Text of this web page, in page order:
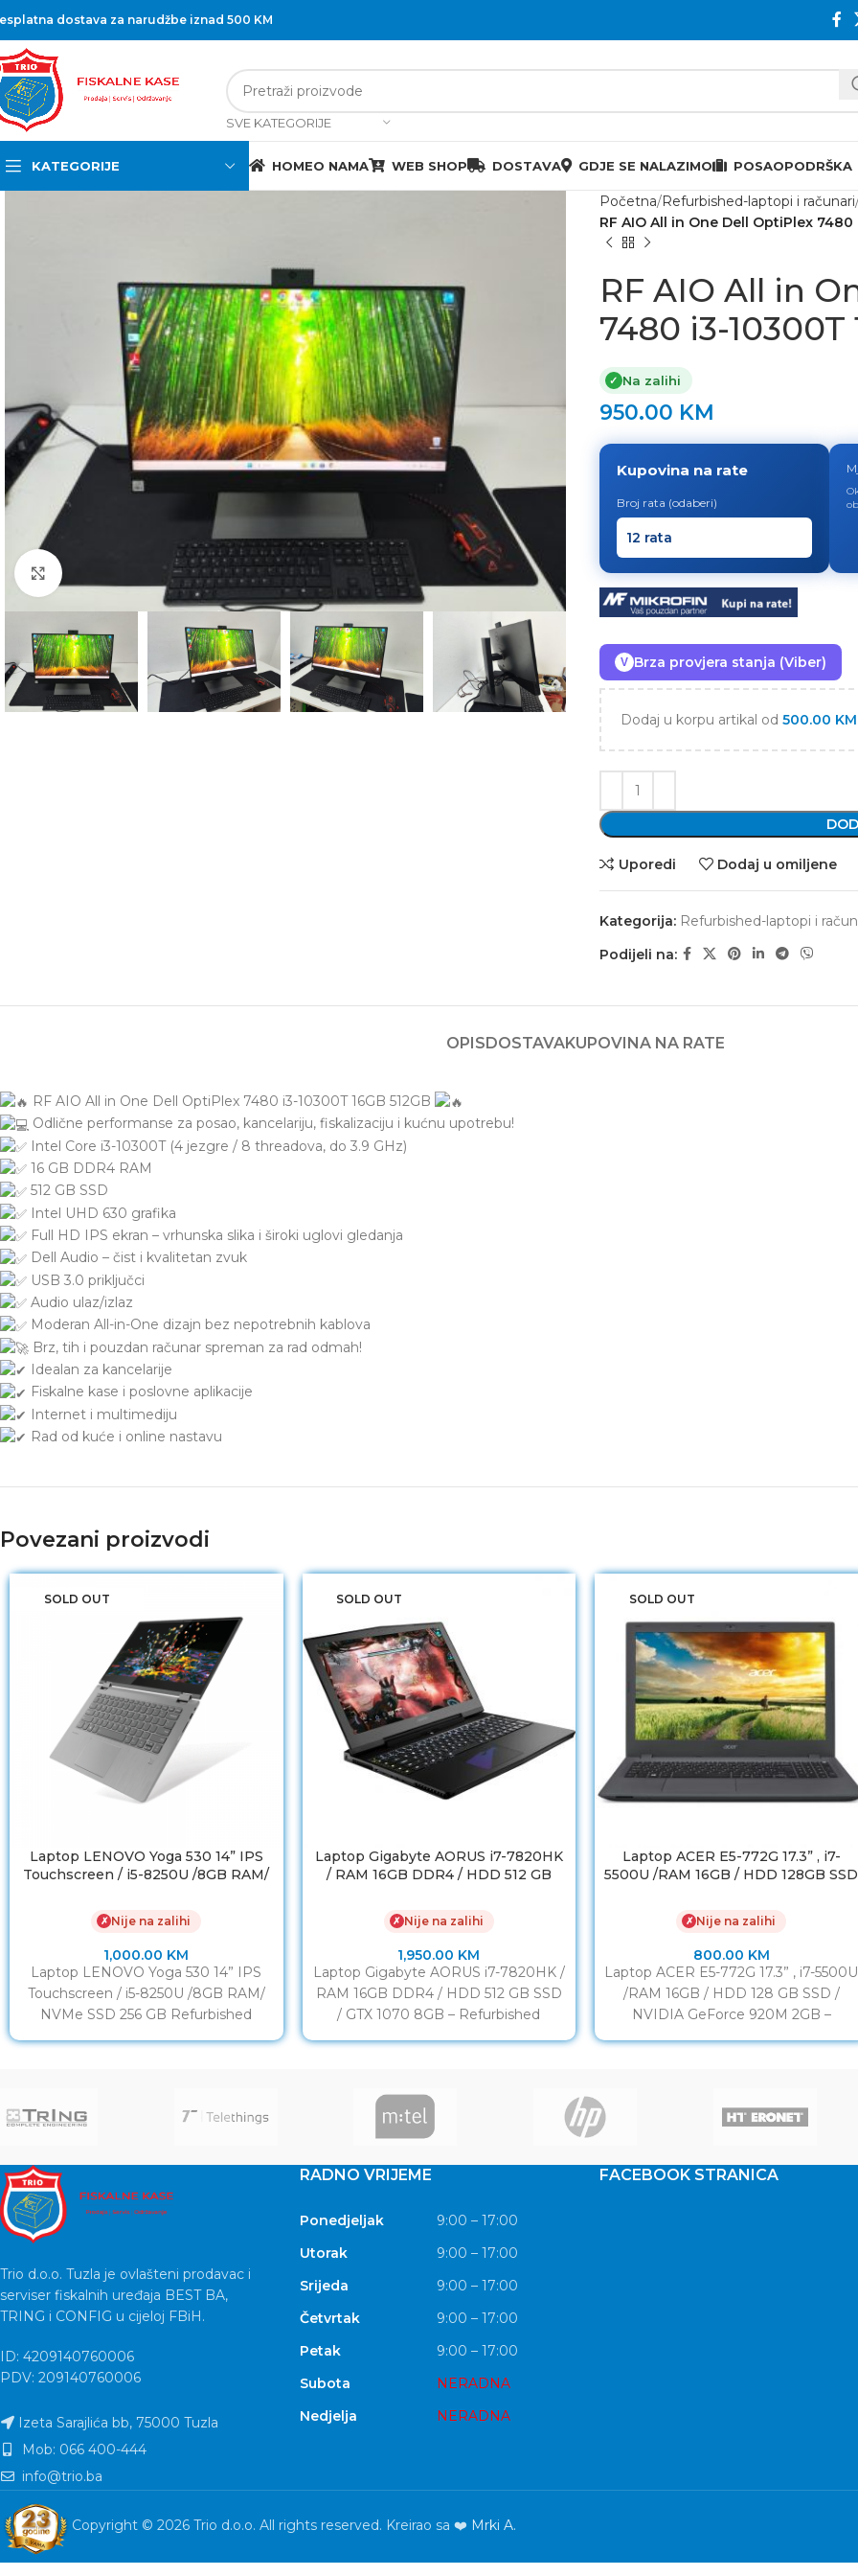
dostava za narudžbe iznad 500 KM
SVE KATEGORIJE
KATEGORIJE HOMEO NAMA WEB SHOP DOSTAVA GDJE SE NALAZIMO POSAOPODRŠKA
Click to enlarge
Početna Refurbished-laptopi i računari
RF AIO All in One Dell OptiPlex 7480
RF AIO All in
7480 i3-10300T
✓ Na zalihi
950.00 KM
Kupovina na rate
Broj rata (odaberi)
V Brza provjera stanja (Viber)
Dodaj u korpu artikal od 500.00 KM
Uporedi Dodaj u omiljene
Kategorija: Refurbished-laptopi i
Podijeli na:
OPISDOSTAVAKUPOVINA NA RATE
RF AIO All in One Dell OptiPlex 7480 i3-10300T 16GB 512GB
Odlične performanse za posao, kancelariju, fiskalizaciju i kućnu upotrebu!
Intel Core i3-10300T (4 jezgre / 8 threadova, do 3.9 GHz)
16 GB DDR4 RAM
512 GB SSD
Intel UHD 630 grafika
Full HD IPS ekran – vrhunska slika i široki uglovi gledanja
Dell Audio – čist i kvalitetan zvuk
USB 3.0 priključci
Audio ulaz/izlaz
Moderan All-in-One dizajn bez nepotrebnih kablova
Brz, tih i pouzdan računar spreman za rad odmah!
Idealan za kancelarije
Fiskalne kase i poslovne aplikacije
Internet i multimediju
Rad od kuće i online nastavu
Povezani proizvodi
SOLD OUT
Laptop LENOVO Yoga 530 14” IPS
Touchscreen / i5-8250U /8GB RAM/
✗ Nije na zalihi
1,000.00 KM
Laptop LENOVO Yoga 530 14” IPS
Touchscreen / i5-8250U /8GB RAM/
NVMe SSD 256 GB Refurbished
SOLD OUT
Laptop Gigabyte AORUS i7-7820HK
/ RAM 16GB DDR4 / HDD 512 GB
✗ Nije na zalihi
1,950.00 KM
Laptop Gigabyte AORUS i7-7820HK /
RAM 16GB DDR4 / HDD 512 GB SSD
/ GTX 1070 8GB – Refurbished
SOLD OUT
Laptop ACER E5-772G 17.3” , i7-
5500U /RAM 16GB / HDD 128GB SSD
✗ Nije na zalihi
800.00 KM
Laptop ACER E5-772G 17.3” , i7-5500U
/RAM 16GB / HDD 128 GB SSD /
NVIDIA GeForce 920M 2GB –
Trio d.o.o. Tuzla je ovlašteni prodavac i
serviser fiskalnih uređaja BEST BA,
TRING i CONFIG u cijeloj FBiH.
ID: 4209140760006
PDV: 209140760006
Izeta Sarajlića bb, 75000 Tuzla
Mob: 066 400-444
info@trio.ba
RADNO VRIJEME
Ponedjeljak
9:00 – 17:00
Utorak
9:00 – 17:00
Srijeda
9:00 – 17:00
Četvrtak
9:00 – 17:00
Petak
9:00 – 17:00
Subota
NERADNA
Nedjelja
NERADNA
FACEBOOK STRANICA
Copyright © 2026 Trio d.o.o. All rights reserved. Kreirao sa ❤️ Mrki A.